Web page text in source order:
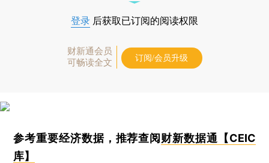
登录 后获取已订阅的阅读权限
财新通会员
可畅读全文
订阅/会员升级
参考重要经济数据，推荐查阅 财新数据通【CEIC
库】